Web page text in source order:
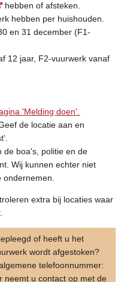
hebben of afsteken.
hebben per huishouden.
en 31 december (F1-
12 jaar, F2-vuurwerk vanaf
'Melding doen'.
de locatie aan en
de boa's, politie en de
Wij kunnen echter niet
ondernemen.
extra bij locaties waar
of heeft u het
wordt afgestoken?
telefoonnummer:
neemt u contact op met de